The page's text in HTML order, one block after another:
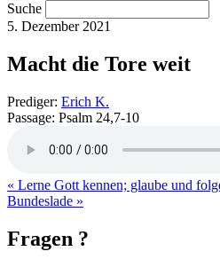
Suche
5. Dezember 2021
Macht die Tore weit
Prediger: Erich K.
Passage: Psalm 24,7-10
« Lerne Gott kennen; glaube und
Bundeslade »
Fragen ?